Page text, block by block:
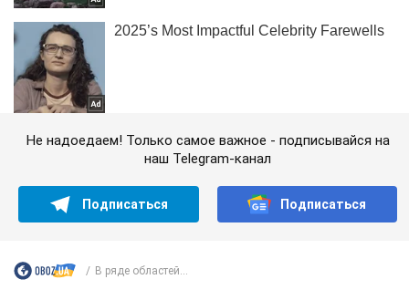
Не надоедаем! Только самое важное - подписывайся на
наш Telegram-канал
Подписаться Подписаться
В ряде областей...